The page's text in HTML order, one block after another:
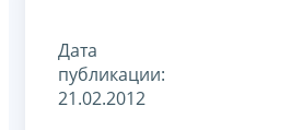
Дата
публикации:
21.02.2012